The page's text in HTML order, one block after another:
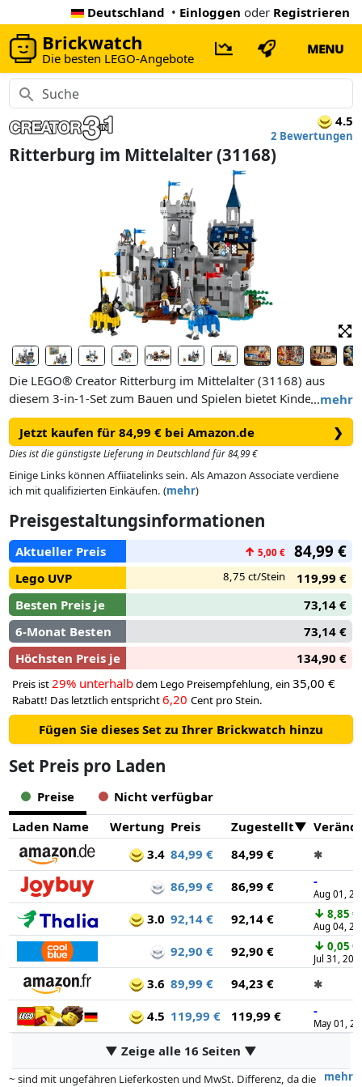
Deutschland • Einloggen oder Registrieren
Brickwatch
Die besten LEGO-Angebote
MENU
4.5
2 Bewertungen
Ritterburg im Mittelalter (31168)
…mehr
Die LEGO® Creator Ritterburg im Mittelalter (31168) aus
diesem 3-in-1-Set zum Bauen und Spielen bietet Kindern jede
Menge Actionspaß im Mittelalter. Man kann die Rückwand
der detailreichen Ritterburg öffnen. Zu dem Modell gehören
eine bewegliche Zugbrücke, ein großer Saal, ein Stall, eine
Schmiede, eine versteckte Schatztruhe, das Schlafgemach des
Königs, eine Schreibstube und 2 Turmterrassen.
Jungen und Mädchen können 3 verschiedene Bauoptionen
auswählen: eine interaktive Ritterburg, einen Turnierplatz für
Ritterspiele mit kleiner Burg oder eine mittelalterliche Stadt
mit Windmühle. 6 Minifiguren ergänzen jedes dieser
Modelle: ein Ritterkönig, ein Ritterturniersieger, ein
Bogenschütze, ein Speerträger, ein Schmied und ein
Schlangenritter. Auch 2 bewegliche Pferde laden zum Spielen
ein.
Jetzt kaufen für 84,99 € bei Amazon.de ❯
Dies ist die günstigste Lieferung in Deutschland für 84,99 €
Einige Links können Affiiatelinks sein. Als Amazon Associate verdiene
ich mit qualifizierten Einkäufen. (mehr)
Preisgestaltungsinformationen
Aktueller Preis ↑ 5,00 € 84,99 €
Lego UVP 8,75 ct/Stein
119,99 €
Besten Preis je
73,14 €
6-Monat Besten
73,14 €
Höchsten Preis je
134,90 €
Preis ist29% unterhalbdem Lego Preisempfehlung, ein 35,00 €
Rabatt! Das letztlich entspricht6,20 Cent pro Stein.
Fügen Sie dieses Set zu Ihrer Brickwatch hinzu
Set Preis pro Laden
Preise
Nicht verfügbar
Laden Name
Wertung Preis Zugestellt
3.4 84,99 € 84,99 € ✱
86,99 € 86,99 € -
Aug 01,
3.0 92,14 € 92,14 € ↓ 8,85 €
Aug 04,
92,90 € 92,90 € ↓ 0,05 €
Jul 31,
3.6 89,99 € 94,23 € ✱
4.5 119,99 € 119,99 € -
May 01,
▼ Zeige alle 16 Seiten ▼
mehr
~ sind mit ungefähren Lieferkosten und MwSt. Differenz, da die